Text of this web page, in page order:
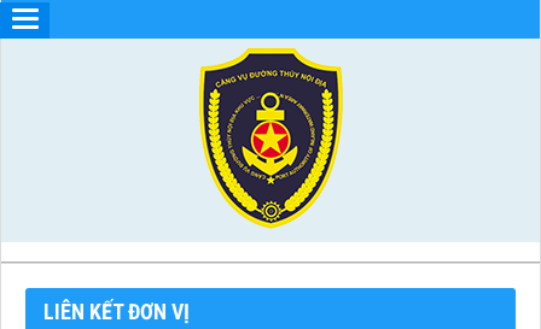
LIÊN KẾT ĐƠN VỊ